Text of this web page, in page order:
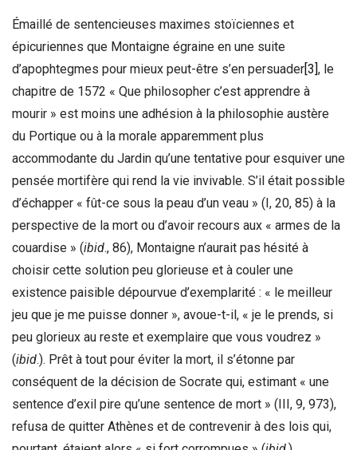
Émaillé de sentencieuses maximes stoïciennes et
épicuriennes que Montaigne égraine en une suite
d’apophtegmes pour mieux peut-être s’en persuader [3] , le
chapitre de 1572 « Que philosopher c’est apprendre à
mourir » est moins une adhésion à la philosophie austère
du Portique ou à la morale apparemment plus
accommodante du Jardin qu’une tentative pour esquiver une
pensée mortifère qui rend la vie invivable. S’il était possible
d’échapper « fût-ce sous la peau d’un veau » (I, 20, 85) à la
perspective de la mort ou d’avoir recours aux « armes de la
couardise » (ibid., 86), Montaigne n’aurait pas hésité à
choisir cette solution peu glorieuse et à couler une
existence paisible dépourvue d’exemplarité : « le meilleur
jeu que je me puisse donner », avoue-t-il, « je le prends, si
peu glorieux au reste et exemplaire que vous voudrez »
(ibid.). Prêt à tout pour éviter la mort, il s’étonne par
conséquent de la décision de Socrate qui, estimant « une
sentence d’exil pire qu’une sentence de mort » (III, 9, 973),
refusa de quitter Athènes et de contrevenir à des lois qui,